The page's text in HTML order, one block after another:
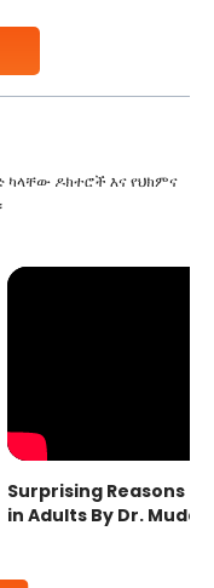
ዶክተሮች እና የህክምና
Surprising Reasons
in Adults By Dr.